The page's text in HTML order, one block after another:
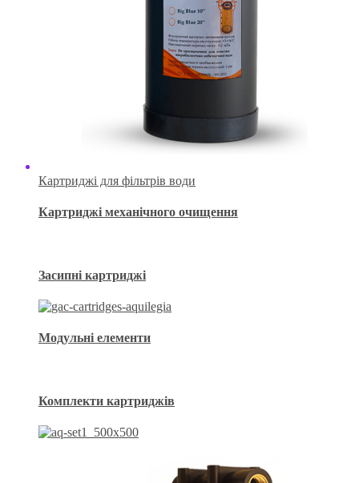
Картриджі для фільтрів води
Картриджі механічного очищення
Засипні картриджі
Модульні елементи
Комплекти картриджів